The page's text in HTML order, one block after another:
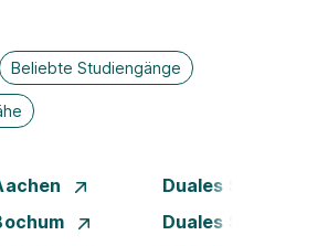
Beliebte Studiengänge
Duales Studium
Duales Studium